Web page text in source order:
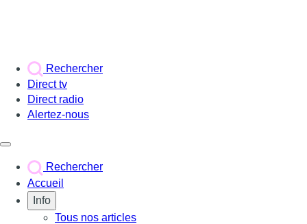
Rechercher
Direct tv
Direct radio
Alertez-nous
Rechercher
Accueil
Info
Tous nos articles